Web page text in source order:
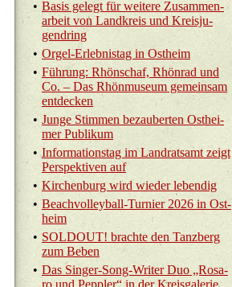
• Basis ge­legt für wei­te­re Zu­sam­men­
ar­beit von Land­kreis und Kreis­ju­
gend­ring
• Or­gel-Er­leb­nis­tag in Ost­heim
• Füh­rung: Rhön­schaf, Rhön­rad und
Co. – Das Rhön­mu­se­um ge­mein­sam
ent­de­cken
• Junge Stim­men be­zau­ber­ten Ost­hei­
mer Pu­bli­kum
• In­for­ma­ti­ons­tag im Land­rats­amt zeigt
Per­spek­ti­ven auf
• Kir­chen­burg wird wie­der le­ben­dig
• Beach­vol­ley­ball-Tur­nier 2026 in Ost­
heim
• SOL­DOUT! brach­te den Tanz­berg
zum Beben
• Das Sin­ger-Song-Wri­ter Duo „Ro­sa­
ro und Pepp­ler“ in der Kreis­ga­le­rie